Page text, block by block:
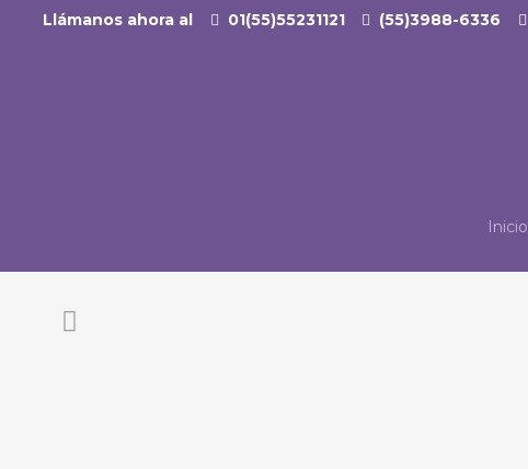
Llámanos ahora al 01(55)55231121 (55)3988-6336
Inicio